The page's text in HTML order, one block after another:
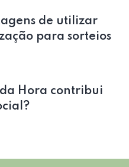
de utilizar
para sorteios
Hora contribui